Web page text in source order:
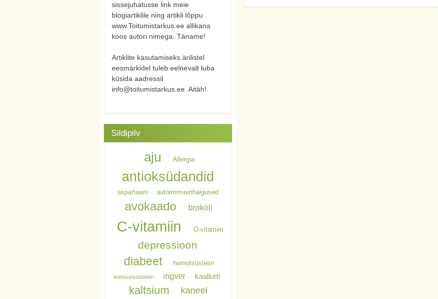
sissejuhatusse link meie
blogiartiklile ning artikli lõppu
www.Toitumistarkus.ee allikana
koos autori nimega. Täname!
Artiklite kasutamiseks ärilistel
eesmärkidel tuleb eelnevalt luba
küsida aadressil
info@toitumistarkus.ee. Aitäh!
Sildipilv
aju Allergia
antioksüdandid
aspartaam autoimmuunhaigused
avokaado brokoli
C-vitamiin D-vitamiin
depressioon
diabeet homotsüsteiin
immuunsüsteem ingver kaalium
kaltsium kaneel